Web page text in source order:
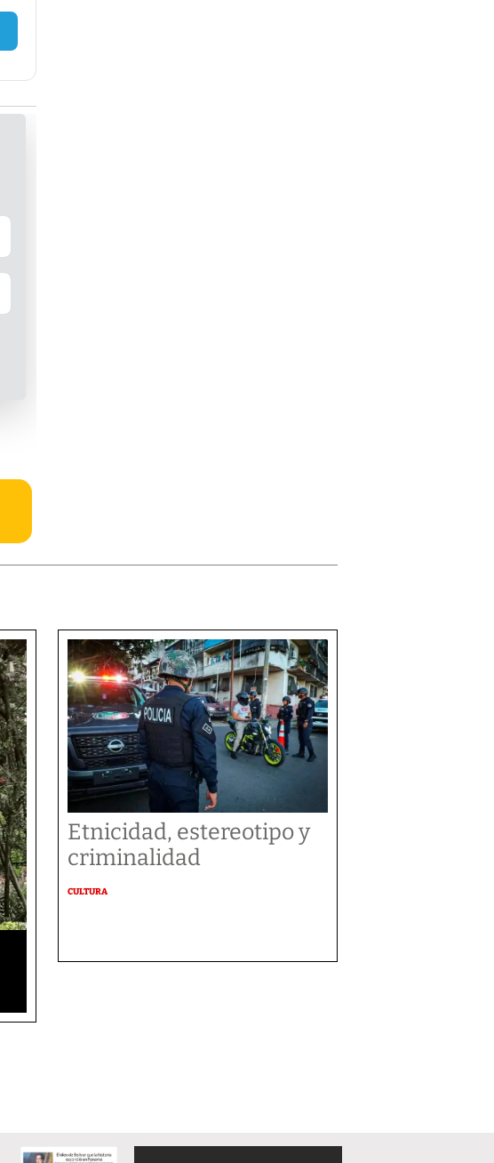
Etnicidad, estereotipo y
criminalidad
CULTURA